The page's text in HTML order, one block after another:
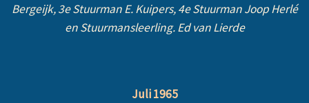
Bergeijk, 3e Stuurman E. Kuipers, 4e Stuurman Joop Herlé
en Stuurmansleerling. Ed van Lierde
Juli 1965